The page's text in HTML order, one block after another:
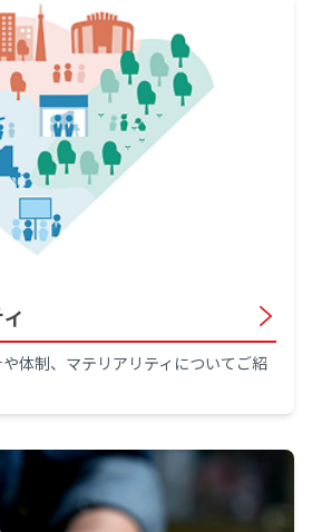
体制、マテリアリティについてご紹